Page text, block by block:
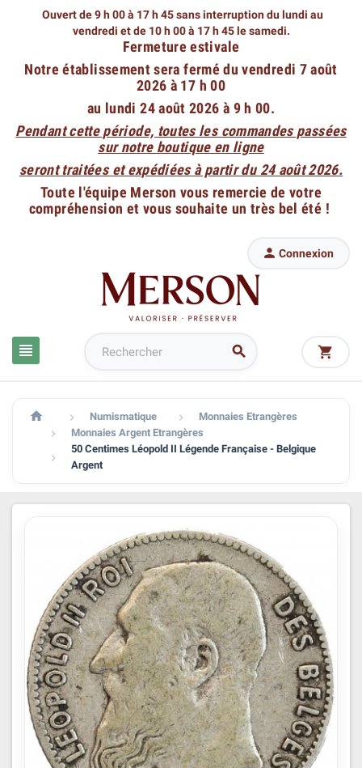
Ouvert de 9 h 00 à 17 h 45 sans interruption du lundi au
vendredi et de 10 h 00 à 17 h 45 le samedi.
Fermeture estivale
Notre établissement sera fermé du vendredi 7 août
2026 à 17 h 00
au lundi 24 août 2026 à 9 h 00.
Pendant cette période, toutes les commandes passées
sur notre boutique en ligne
seront traitées et expédiées à partir du 24 août 2026.
Toute l'équipe Merson vous remercie de votre
compréhension et vous souhaite un très bel été !
 
 Connexion

  Numismatique  Monnaies Etrangères
 Monnaies Argent Etrangères

50 Centimes Léopold II Légende Française - Belgique
Argent